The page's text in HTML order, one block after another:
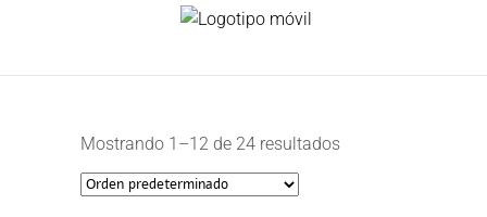
Mostrando 1–12 de 24 resultados